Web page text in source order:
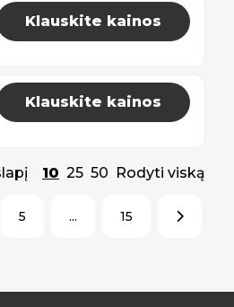
Klauskite kainos
Klauskite kainos
10 25 50
Rodyti viską
5 ... 15